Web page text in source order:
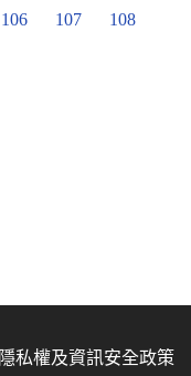
106 107 108
隱私權及資訊安全政策